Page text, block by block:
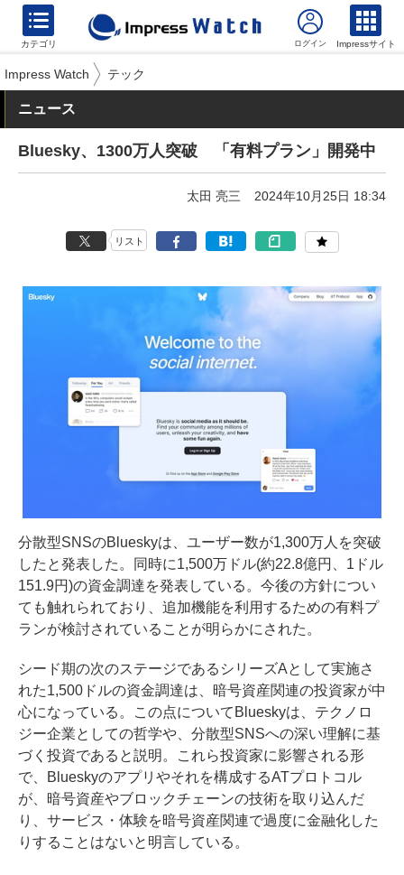
カテゴリ Impressサイト
Impress Watch テック
ニュース
Bluesky、1300万人突破 「有料プラン」開発中
太田 亮三 2024年10月25日 18:34
リスト
分散型SNSのBlueskyは、ユーザー数が1,300万人を突破
したと発表した。同時に1,500万ドル(約22.8億円、1ドル
151.9円)の資金調達を発表している。今後の方針につい
ても触れられており、追加機能を利用するための有料プ
ランが検討されていることが明らかにされた。
シード期の次のステージであるシリーズAとして実施さ
れた1,500ドルの資金調達は、暗号資産関連の投資家が中
心になっている。この点についてBlueskyは、テクノロ
ジー企業としての哲学や、分散型SNSへの深い理解に基
づく投資であると説明。これら投資家に影響される形
で、Blueskyのアプリやそれを構成するATプロトコル
が、暗号資産やブロックチェーンの技術を取り込んだ
り、サービス・体験を暗号資産関連で過度に金融化した
りすることはないと明言している。